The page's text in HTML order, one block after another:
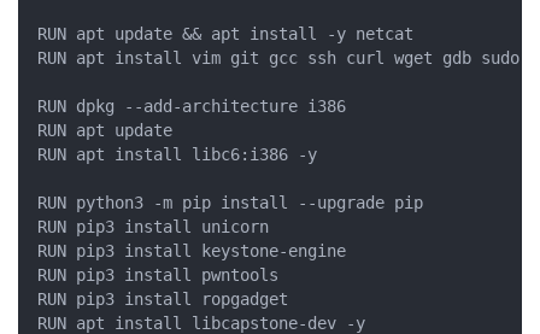
RUN apt update && apt install -y netcat
RUN apt install vim git gcc ssh curl wget gdb
RUN dpkg --add-architecture i386
RUN apt update
RUN apt install libc6:i386 -y
RUN python3 -m pip install --upgrade pip
RUN pip3 install unicorn
RUN pip3 install keystone-engine
RUN pip3 install pwntools
RUN pip3 install ropgadget
RUN apt install libcapstone-dev -y